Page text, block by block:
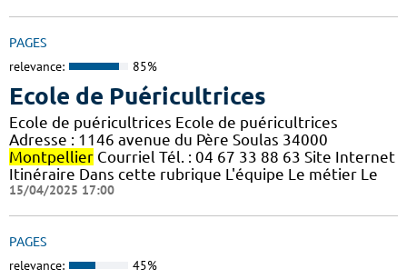
PAGES
relevance: 85%
Ecole de Puéricultrices
Ecole de puéricultrices Ecole de puéricultrices
Adresse : 1146 avenue du Père Soulas 34000
Montpellier Courriel Tél. : 04 67 33 88 63 Site Internet
Itinéraire Dans cette rubrique L'équipe Le métier Le
15/04/2025 17:00
PAGES
relevance: 45%